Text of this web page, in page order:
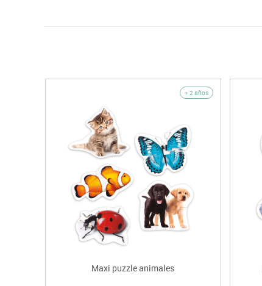
+ 2 años
Maxi puzzle animales